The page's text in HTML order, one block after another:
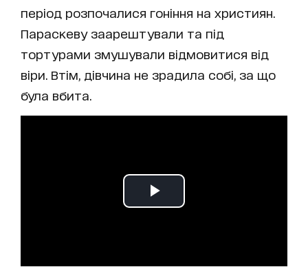
період розпочалися гоніння на християн.
Параскеву заарештували та під
тортурами змушували відмовитися від
віри. Втім, дівчина не зрадила собі, за що
була вбита.